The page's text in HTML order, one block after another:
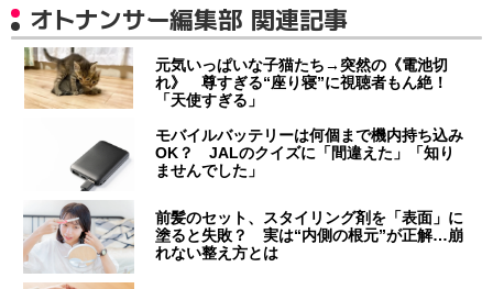
オトナンサー編集部 関連記事
元気いっぱいな子猫たち→突然の《電池切
れ》 尊すぎる“座り寝”に視聴者もん絶！
「天使すぎる」
モバイルバッテリーは何個まで機内持ち込み
OK？ JALのクイズに「間違えた」「知り
ませんでした」
前髪のセット、スタイリング剤を「表面」に
塗ると失敗？ 実は“内側の根元”が正解…崩
れない整え方とは